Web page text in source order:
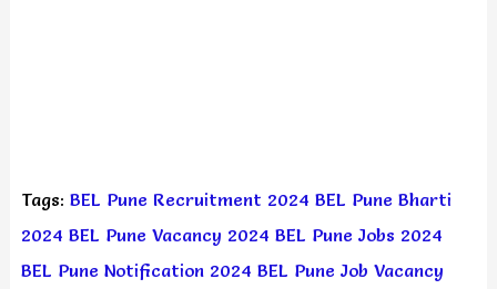
Tags: BEL Pune Recruitment 2024 BEL Pune Bharti
2024 BEL Pune Vacancy 2024 BEL Pune Jobs 2024
BEL Pune Notification 2024 BEL Pune Job Vacancy